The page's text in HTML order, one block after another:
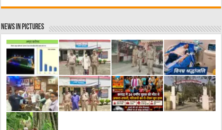
News in Pictures